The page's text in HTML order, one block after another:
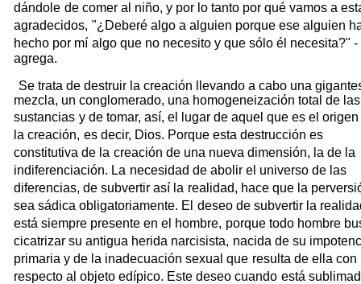
dándole de comer al niño, y por lo tanto por qué vamos a
agradecidos, "¿Deberé algo a alguien porque ese alguien
hecho por mí algo que no necesito y que sólo él necesita?" -
agrega.
Se trata de destruir la creación llevando a cabo una
mezcla, un conglomerado, una homogeneización total de las
sustancias y de tomar, así, el lugar de aquel que es el origen
la creación, es decir, Dios. Porque esta destrucción es
constitutiva de la creación de una nueva dimensión, la de la
indiferenciación. La necesidad de abolir el universo de las
diferencias, de subvertir así la realidad, hace que la
sea sádica obligatoriamente. El deseo de subvertir la
está siempre presente en el hombre, porque todo hombre
cicatrizar su antigua herida narcisista, nacida de su
primaria y de la inadecuación sexual que resulta de ella con
respecto al objeto edípico. Este deseo cuando está